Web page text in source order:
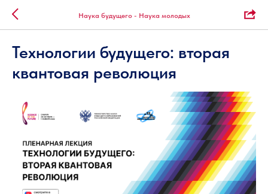
Наука будущего - Наука молодых
Технологии будущего: вторая
квантовая революция